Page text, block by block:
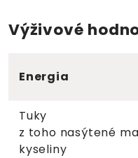
Výživové
Energia
Tuky
z toho nasýtené
kyseliny